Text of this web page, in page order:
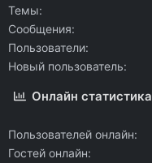
Темы
Сообщения
Пользователи
Новый пользователь
Онлайн статистика
Пользователей онлайн
Гостей онлайн